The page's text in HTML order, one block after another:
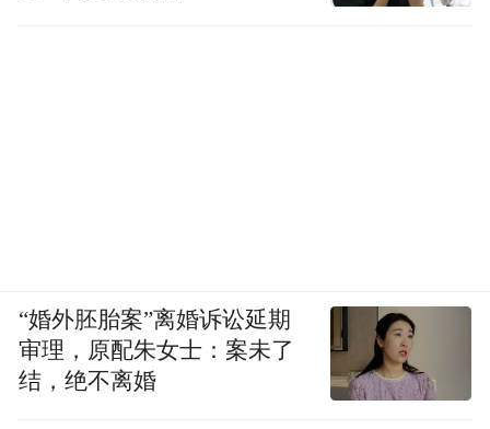
“婚外胚胎案”离婚诉讼延期
审理，原配朱女士：案未了
结，绝不离婚